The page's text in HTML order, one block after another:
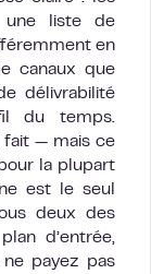
une liste de
en
canaux que
délivrabilité
du temps.
fait — mais ce
la plupart
est le seul
deux des
d’entrée,
ne payez pas